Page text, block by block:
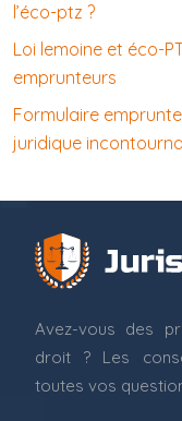
l’éco-ptz ?
Loi lemoine et éco-
emprunteurs
Formulaire
juridique
Avez-vous des
droit ? Les
toutes vos